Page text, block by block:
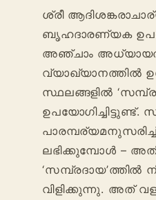
ശ്രീ
ബൃഹദാരണ്യക
അഞ്ചാം
വ്യാഖ്യാനത്തിൽ
സ്ഥലങ്ങളിൽ
ഉപയോഗിച്ചിട്ടുണ്ട്.
ലഭിക്കുമ്പോൾ –
‘സമ്പ്രദായ’ത്തിൽ
വിളിക്കുന്നു. അത്